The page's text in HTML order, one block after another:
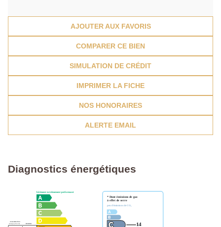
AJOUTER AUX FAVORIS
COMPARER CE BIEN
SIMULATION DE CRÉDIT
IMPRIMER LA FICHE
NOS HONORAIRES
ALERTE EMAIL
Diagnostics énergétiques